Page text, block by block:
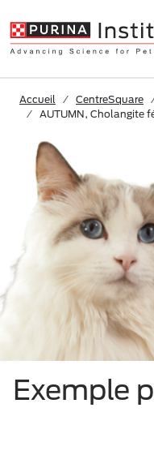
Accueil CentreSquare
AUTUMN, Cholangite
Exemple